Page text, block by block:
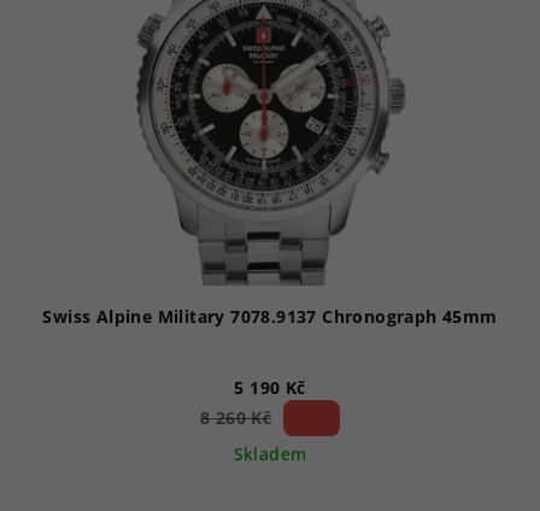
Swiss Alpine Military 7078.9137 Chronograph 45mm
5 190 Kč
8 260 Kč
Skladem